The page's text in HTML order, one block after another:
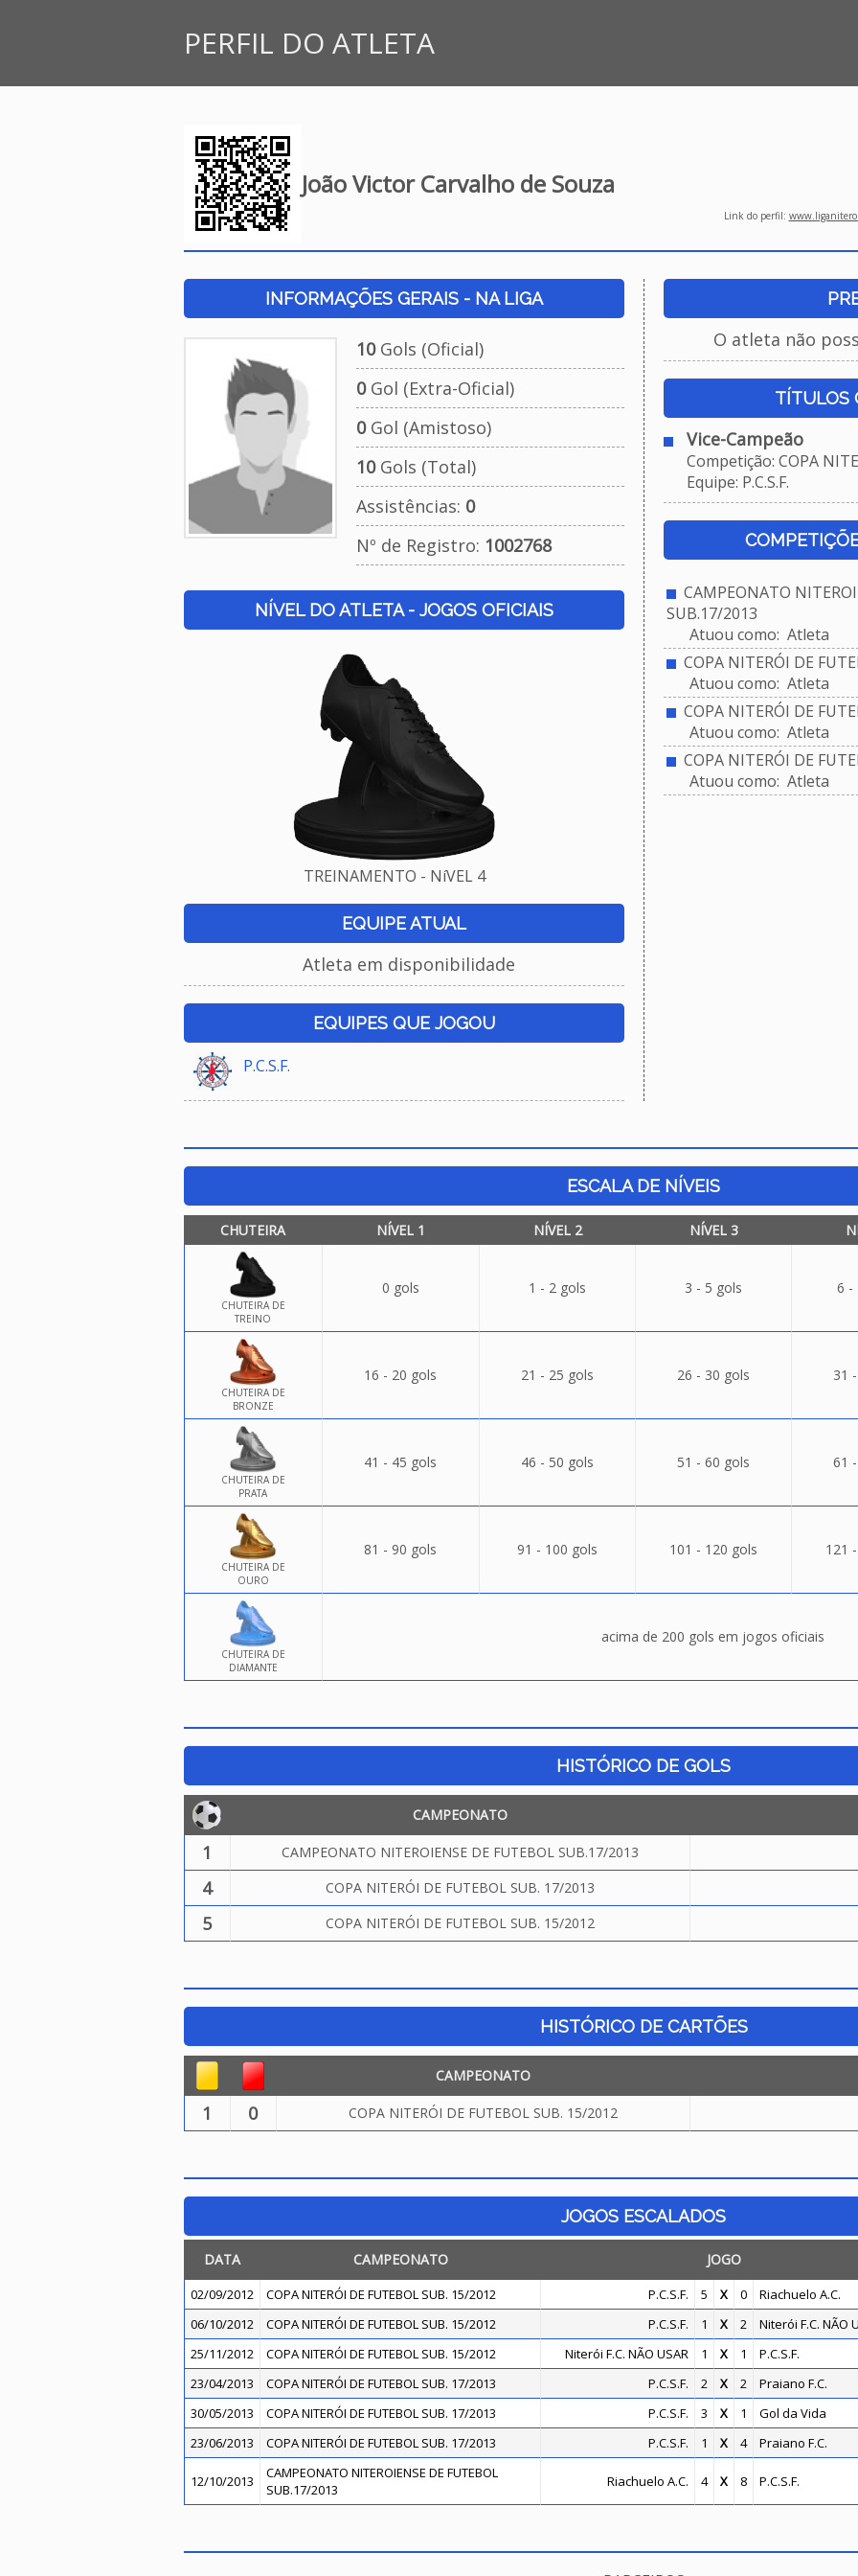
PERFIL DO ATLETA
João Victor Carvalho de Souza
Link do perfil:
INFORMAÇÕES GERAIS - NA LIGA
10Gols (Oficial)
0Gol (Extra-Oficial)
0Gol (Amistoso)
10Gols (Total)
Assistências: 0
Nº de Registro: 1002768
NÍVEL DO ATLETA - JOGOS OFICIAIS
TREINAMENTO - NíVEL 4
EQUIPE ATUAL
Atleta em disponibilidade
EQUIPES QUE JOGOU
P.C.S.F.
O atleta não
TÍTULOS
Vice-Campeão
Competição: COPA
Equipe: P.C.S.F.
CAMPEONATO
SUB.17/2013
Atuou como: Atleta
COPA NITERÓI DE
Atuou como: Atleta
COPA NITERÓI DE
Atuou como: Atleta
COPA NITERÓI DE
Atuou como: Atleta
ESCALA DE NÍVEIS
CHUTEIRA NÍVEL 1 NÍVEL 2 NÍVEL 3
CHUTEIRA DE
TREINO
0 gols 1 - 2 gols 3 - 5 gols 6 -
CHUTEIRA DE
BRONZE
16 - 20 gols 21 - 25 gols 26 - 30 gols 31
CHUTEIRA DE
PRATA
41 - 45 gols 46 - 50 gols 51 - 60 gols 61
CHUTEIRA DE
OURO
81 - 90 gols 91 - 100 gols 101 - 120 gols 121
CHUTEIRA DE
DIAMANTE
acima de 200 gols em jogos oficiais
HISTÓRICO DE GOLS
CAMPEONATO
1 CAMPEONATO NITEROIENSE DE FUTEBOL SUB.17/2013
4 COPA NITERÓI DE FUTEBOL SUB. 17/2013
5 COPA NITERÓI DE FUTEBOL SUB. 15/2012
HISTÓRICO DE CARTÕES
CAMPEONATO
1 0 COPA NITERÓI DE FUTEBOL SUB. 15/2012
JOGOS ESCALADOS
DATA CAMPEONATO JOGO
02/09/2012 COPA NITERÓI DE FUTEBOL SUB. 15/2012 P.C.S.F. 5 X 0 Riachuelo A.C.
06/10/2012
COPA NITERÓI DE FUTEBOL SUB. 15/2012 P.C.S.F. 1 X 2 Niterói F.C. NÃO
25/11/2012
COPA NITERÓI DE FUTEBOL SUB. 15/2012 Niterói F.C. NÃO USAR 1 X 1 P.C.S.F.
23/04/2013
COPA NITERÓI DE FUTEBOL SUB. 17/2013 P.C.S.F. 2 X 2 Praiano F.C.
30/05/2013
COPA NITERÓI DE FUTEBOL SUB. 17/2013 P.C.S.F. 3 X 1 Gol da Vida
23/06/2013
COPA NITERÓI DE FUTEBOL SUB. 17/2013 P.C.S.F. 1 X 4 Praiano F.C.
12/10/2013
CAMPEONATO NITEROIENSE DE FUTEBOL
SUB.17/2013
Riachuelo A.C. 4 X 8 P.C.S.F.